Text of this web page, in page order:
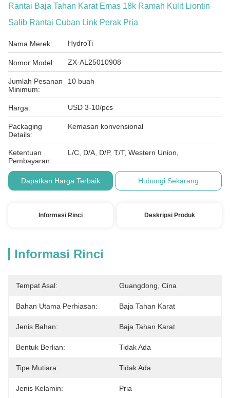
Rantai Baja Tahan Karat Emas 18k Ramah Kulit Liontin
Salib Rantai Cuban Link Perak Pria
Nama Merek: HydroTi
Nomor Model: ZX-AL25010908
Jumlah Pesanan
Minimum:
10 buah
Harga: USD 3-10/pcs
Packaging
Details:
Kemasan konvensional
Ketentuan
Pembayaran:
L/C, D/A, D/P, T/T, Western Union,
Dapatkan Harga Terbaik Hubungi Sekarang
Informasi Rinci Deskripsi Produk
Informasi Rinci
Tempat Asal: Guangdong, Cina
Bahan Utama Perhiasan: Baja Tahan Karat
Jenis Bahan: Baja Tahan Karat
Bentuk Berlian: Tidak Ada
Tipe Mutiara: Tidak Ada
Jenis Kelamin: Pria